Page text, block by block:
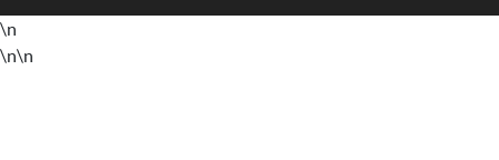
\n
\n\n